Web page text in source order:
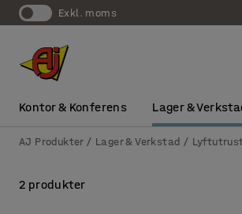
exkl. moms
Kontor & Konferens Lager &
AJ Produkter Lager & Verkstad
2 produkter